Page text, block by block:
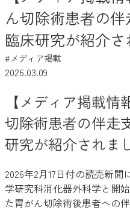
ん切除術患者の
臨床研究が紹介さ
#メディア掲載
2026.03.09
【メディア掲載
切除術患者の伴走
研究が紹介されま
2026年2月17日付の読売新
学研究科消化器外科学と開
た胃がん切除術後患者への